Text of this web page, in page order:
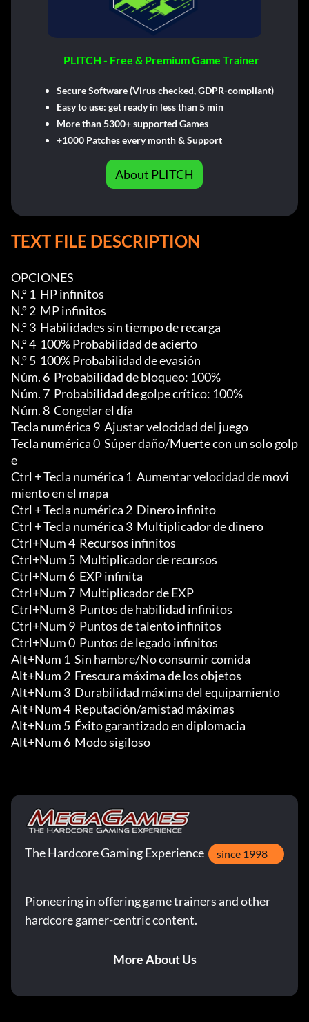
PLITCH - Free & Premium Game Trainer
Secure Software (Virus checked, GDPR-compliant)
Easy to use: get ready in less than 5 min
More than 5300+ supported Games
+1000 Patches every month & Support
About PLITCH
TEXT FILE DESCRIPTION
OPCIONES
N.º 1  HP infinitos
N.º 2  MP infinitos
N.º 3  Habilidades sin tiempo de recarga
N.º 4  100% Probabilidad de acierto
N.º 5  100% Probabilidad de evasión
Núm. 6  Probabilidad de bloqueo: 100%
Núm. 7  Probabilidad de golpe crítico: 100%
Núm. 8  Congelar el día
Tecla numérica 9  Ajustar velocidad del juego
Tecla numérica 0  Súper daño/Muerte con un solo golp
e
Ctrl + Tecla numérica 1  Aumentar velocidad de movi
miento en el mapa
Ctrl + Tecla numérica 2  Dinero infinito
Ctrl + Tecla numérica 3  Multiplicador de dinero
Ctrl+Num 4  Recursos infinitos
Ctrl+Num 5  Multiplicador de recursos
Ctrl+Num 6  EXP infinita
Ctrl+Num 7  Multiplicador de EXP
Ctrl+Num 8  Puntos de habilidad infinitos
Ctrl+Num 9  Puntos de talento infinitos
Ctrl+Num 0  Puntos de legado infinitos
Alt+Num 1  Sin hambre/No consumir comida
Alt+Num 2  Frescura máxima de los objetos
Alt+Num 3  Durabilidad máxima del equipamiento
Alt+Num 4  Reputación/amistad máximas
Alt+Num 5  Éxito garantizado en diplomacia
Alt+Num 6  Modo sigiloso
The Hardcore Gaming Experience since 1998
Pioneering in offering game trainers and other
hardcore gamer-centric content.
More About Us